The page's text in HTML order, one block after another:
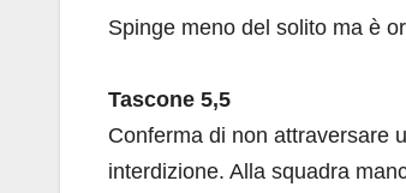
Spinge meno del solito ma è
Tascone 5,5
Conferma di non attraversare
interdizione. Alla squadra